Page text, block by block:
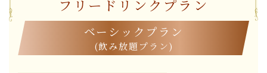
フリードリンクプラン
ベーシックプラン
(飲み放題プラン)